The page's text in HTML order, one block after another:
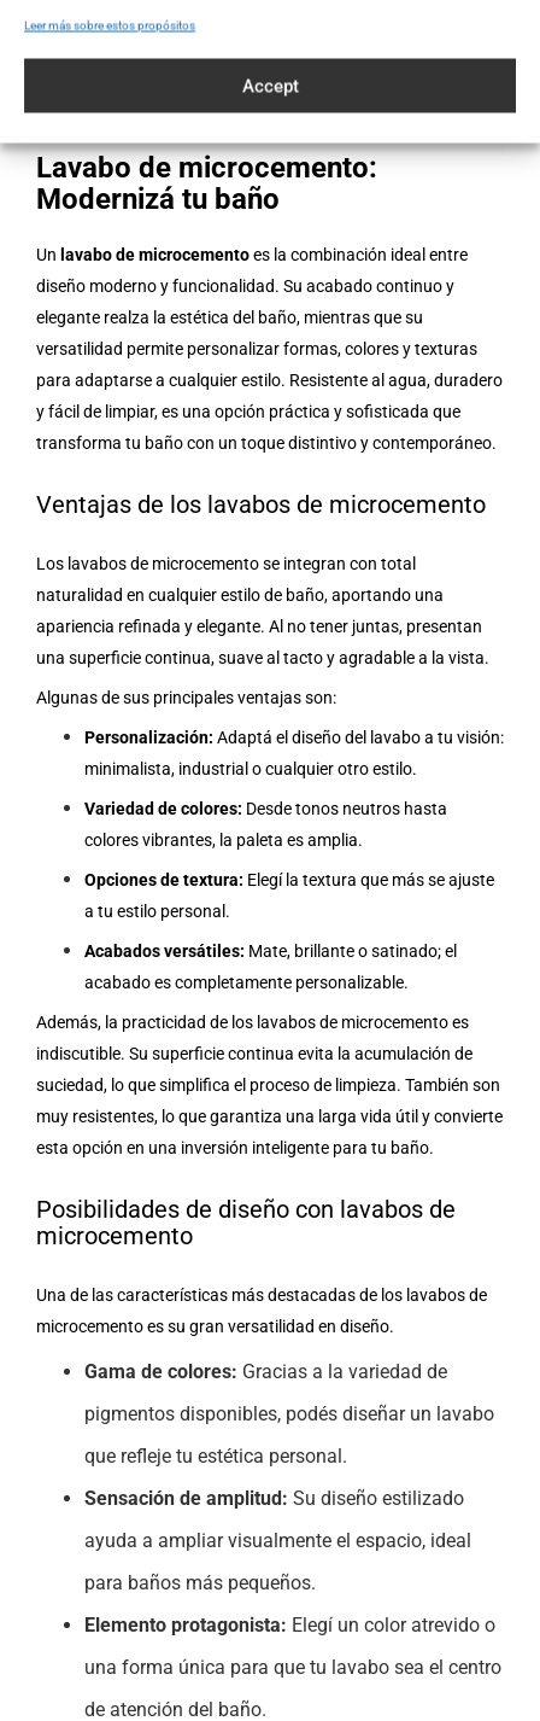
Leer más sobre estos propósitos
Accept
Lavabo de microcemento:
Modernizá tu baño
Un lavabo de microcementoes la combinación ideal entre
diseño moderno y funcionalidad. Su acabado continuo y
elegante realza la estética del baño, mientras que su
versatilidad permite personalizar formas, colores y texturas
para adaptarse a cualquier estilo. Resistente al agua, duradero
y fácil de limpiar, es una opción práctica y sofisticada que
transforma tu baño con un toque distintivo y contemporáneo.
Ventajas de los lavabos de microcemento
Los lavabos de microcemento se integran con total
naturalidad en cualquier estilo de baño, aportando una
apariencia refinada y elegante. Al no tener juntas, presentan
una superficie continua, suave al tacto y agradable a la vista.
Algunas de sus principales ventajas son:
Personalización: Adaptá el diseño del lavabo a tu visión:
minimalista, industrial o cualquier otro estilo.
Variedad de colores: Desde tonos neutros hasta
colores vibrantes, la paleta es amplia.
Opciones de textura: Elegí la textura que más se ajuste
a tu estilo personal.
Acabados versátiles: Mate, brillante o satinado; el
acabado es completamente personalizable.
Además, la practicidad de los lavabos de microcemento es
indiscutible. Su superficie continua evita la acumulación de
suciedad, lo que simplifica el proceso de limpieza. También son
muy resistentes, lo que garantiza una larga vida útil y convierte
esta opción en una inversión inteligente para tu baño.
Posibilidades de diseño con lavabos de
microcemento
Una de las características más destacadas de los lavabos de
microcemento es su gran versatilidad en diseño.
Gama de colores: Gracias a la variedad de
pigmentos disponibles, podés diseñar un lavabo
que refleje tu estética personal.
Sensación de amplitud: Su diseño estilizado
ayuda a ampliar visualmente el espacio, ideal
para baños más pequeños.
Elemento protagonista: Elegí un color atrevido o
una forma única para que tu lavabo sea el centro
de atención del baño.